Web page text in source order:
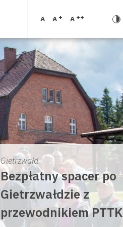
A A + A ++
Gietrzwałd
Bezpłatny spacer po
Gietrzwałdzie z
przewodnikiem PTTK